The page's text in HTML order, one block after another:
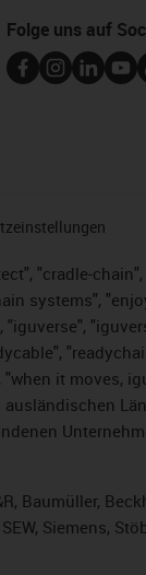
Folge uns auf
"cradle-
systems",
it moves,
Siemens,